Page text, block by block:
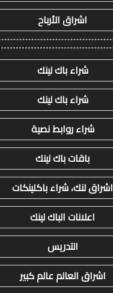
اشراق الأرباح
شراء باك لينك
شراء باك لينك
شراء روابط نصية
باقات باك لينك
اشراق لنك، شراء باكلينكات
اعلانات الباك لينك
التدريس
اشراق العالم عالم كبير